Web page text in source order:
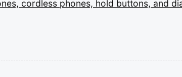
cordless phones, hold buttons, and